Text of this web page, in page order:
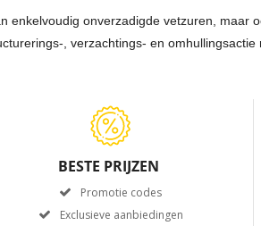
enkelvoudig onverzadigde vetzuren, maar
, verzachtings- en
BESTE PRIJZEN
Promotie codes
Exclusieve aanbiedingen